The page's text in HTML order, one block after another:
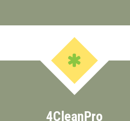
4CleanPro